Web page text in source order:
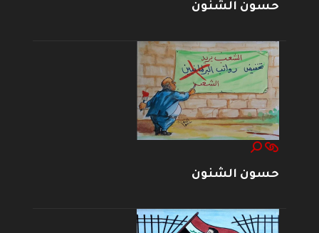
حسون الشنون
حسون الشنون